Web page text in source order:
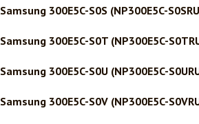
Samsung 300E5C-S0S (NP300E5C-
Samsung 300E5C-S0T (NP300E5C-
Samsung 300E5C-S0U (NP300E5C-
Samsung 300E5C-S0V (NP300E5C-